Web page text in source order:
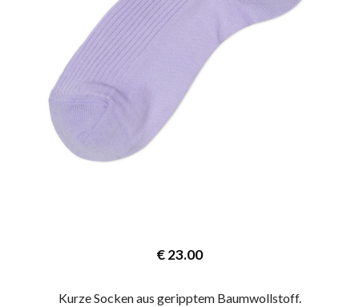
€23.00
Kurze Socken aus geripptem Baumwollstoff.